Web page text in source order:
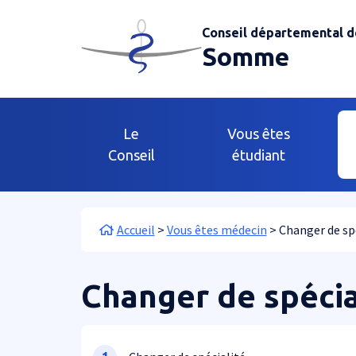
Conseil départemental
Somme
Le
Conseil
Vous êtes
étudiant
Fil d'Ariane
Accueil Vous êtes médecin Changer de
Changer de